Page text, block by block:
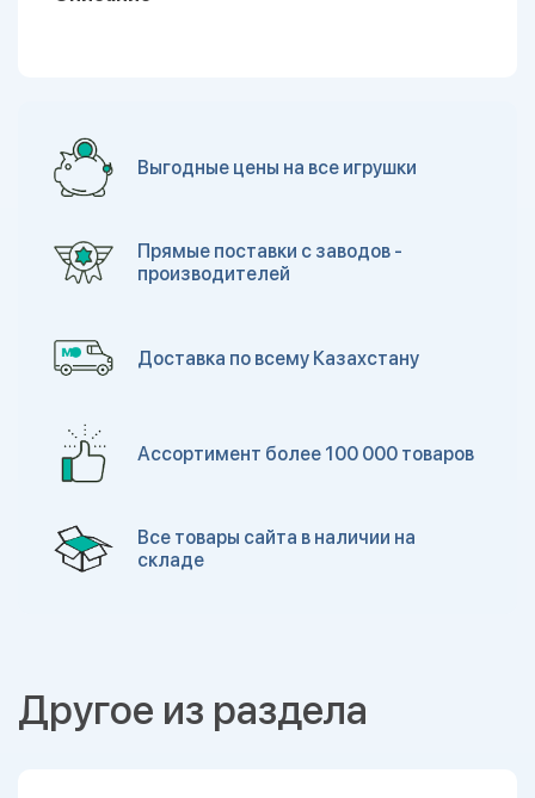
Выгодные цены на все игрушки
Прямые поставки с заводов -
производителей
Доставка по всему Казахстану
Ассортимент более 100 000 товаров
Все товары сайта в наличии на
складе
Другое из раздела